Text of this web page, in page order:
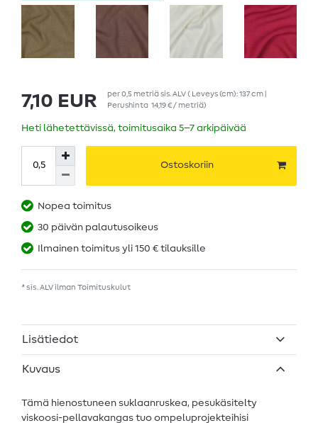
7,10 EUR per0,5 metriäsis. ALV( Leveys (cm): 137 cm |
Perushinta 14,19 € / metriä)
Heti lähetettävissä, toimitusaika 5–7 arkipäivää
Ostoskoriin
Nopea toimitus
30 päivän palautusoikeus
Ilmainen toimitus yli 150 € tilauksille
* sis. ALV ilman Toimituskulut
Lisätiedot
Kuvaus
Tämä hienostuneen suklaanruskea, pesukäsitelty
viskoosi-pellavakangas tuo ompeluprojekteihisi